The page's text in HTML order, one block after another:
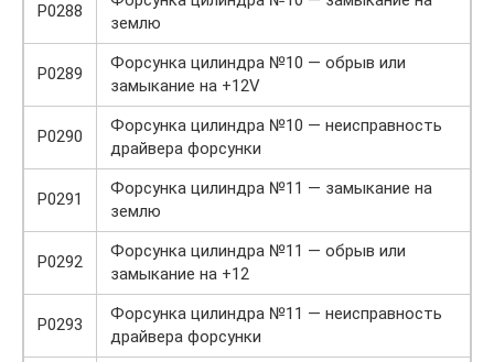
P0288
землю
P0289
Форсунка цилиндра №10 — обрыв или
замыкание на +12V
P0290
Форсунка цилиндра №10 — неисправность
драйвера форсунки
P0291
Форсунка цилиндра №11 — замыкание на
землю
P0292
Форсунка цилиндра №11 — обрыв или
замыкание на +12
P0293
Форсунка цилиндра №11 — неисправность
драйвера форсунки